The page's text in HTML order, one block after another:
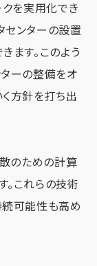
クを実用化でき
センターの設置
ます。このよう
ーの整備をオ
方針を打ち出
のための計算
これらの技術
続可能性も高め